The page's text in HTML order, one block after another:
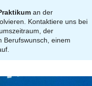
an der
Kontaktiere uns bei
der
Berufswunsch, einem